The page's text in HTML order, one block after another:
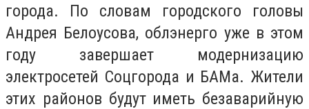
города. По словам городского головы
Андрея Белоусова, облэнерго уже в этом
году завершает модернизацию
электросетей Соцгорода и БАМа. Жители
этих районов будут иметь безаварийную